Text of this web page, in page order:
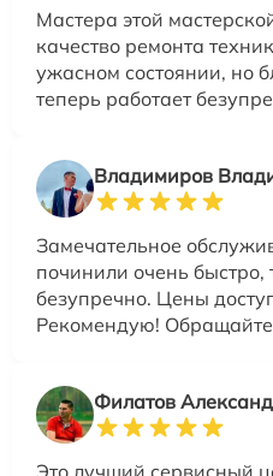
Мастера этой
качество ремонта
ужасном состоянии, но
теперь работает
Владимиров
Замечательное
починили очень быстро,
безупречно. Цены
Рекомендую!
Филатов
Это лучший сервисный